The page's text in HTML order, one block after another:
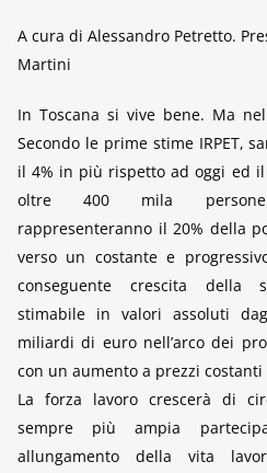
A cura di Alessandro Petretto.
Martini
In Toscana si vive bene. Ma
Secondo le prime stime IRPET,
il 4% in più rispetto ad oggi ed
oltre 400 mila
rappresenteranno il 20% della
verso un costante e
conseguente crescita della
stimabile in valori assoluti
miliardi di euro nell’arco dei
con un aumento a prezzi costanti
La forza lavoro crescerà di
sempre più ampia
allungamento della vita